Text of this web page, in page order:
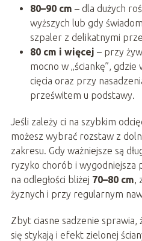
80–90 cm – dla dużych
wyższych lub gdy
szpaler z delikatnymi
80 cm i więcej – przy
mocno w „ściankę”,
cięcia oraz przy
prześwitem u podstawy.
Jeśli zależy ci na szybkim
możesz wybrać rozstaw z
zakresu. Gdy ważniejsze są
ryzyko chorób i wygodniejsza
na odległości bliżej 70–80 cm
żyznych i przy regularnym
Zbyt ciasne sadzenie
się stykają i efekt zielonej